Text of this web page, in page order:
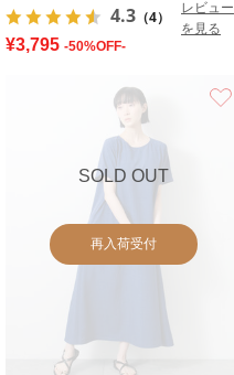
4.3 （4）
レビュー
を見る
¥3,795 -50%OFF-
SOLD OUT
再入荷受付